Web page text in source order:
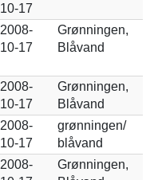
10-17
2008-
10-17
Grønningen,
Blåvand
2008-
10-17
Grønningen,
Blåvand
2008-
10-17
grønningen/
blåvand
2008-
Grønningen,